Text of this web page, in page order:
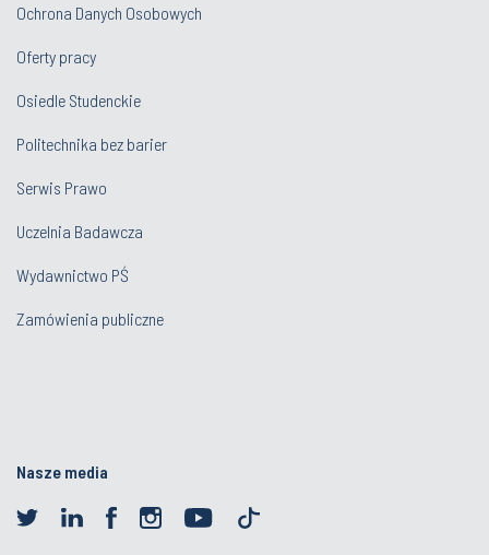
Ochrona Danych Osobowych
Oferty pracy
Osiedle Studenckie
Politechnika bez barier
Serwis Prawo
Uczelnia Badawcza
Wydawnictwo PŚ
Zamówienia publiczne
Nasze media